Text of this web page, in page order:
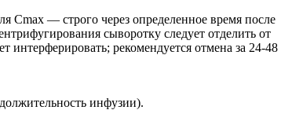
Cmax — строго через определенное время после
сыворотку следует отделить от
рекомендуется отмена за 24-48
инфузии).